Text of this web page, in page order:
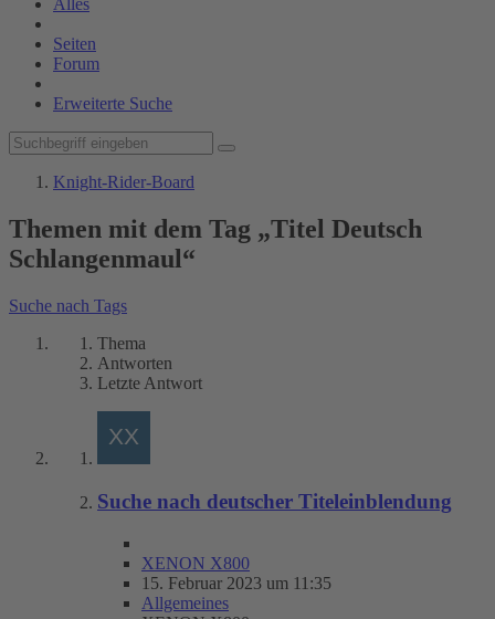
Alles
Seiten
Forum
Erweiterte Suche
Knight-Rider-Board
Themen mit dem Tag „Titel Deutsch
Schlangenmaul“
Suche nach Tags
Thema
Antworten
Letzte Antwort
Suche nach deutscher Titeleinblendung
XENON X800
15. Februar 2023 um 11:35
Allgemeines